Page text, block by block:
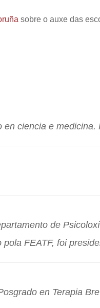
sobre o auxe das
ciencia e
de
FEATF, foi
en Terapia